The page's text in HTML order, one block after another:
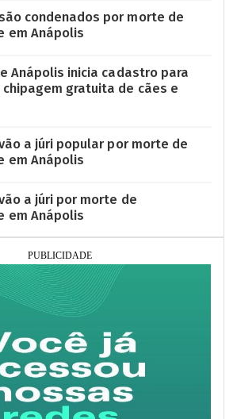
condenados por morte de
em Anápolis
Anápolis inicia cadastro para
gratuita de cães e
a júri popular por morte de
em Anápolis
a júri por morte de
em Anápolis